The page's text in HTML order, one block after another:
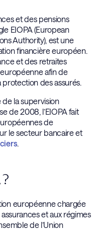
et des pensions
EIOPA (European
Authority), est une
financière européen.
et des retraites
européenne afin de
des assurés.
la supervision
de 2008, l’EIOPA fait
de
le secteur bancaire et
.
européenne chargée
et aux régimes
de l’Union